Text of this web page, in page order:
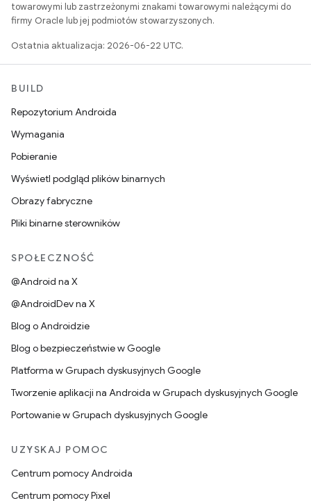
towarowymi lub zastrzeżonymi znakami towarowymi należącymi do
firmy Oracle lub jej podmiotów stowarzyszonych.
Ostatnia aktualizacja: 2026-06-22 UTC.
BUILD
Repozytorium Androida
Wymagania
Pobieranie
Wyświetl podgląd plików binarnych
Obrazy fabryczne
Pliki binarne sterowników
SPOŁECZNOŚĆ
@Android na X
@AndroidDev na X
Blog o Androidzie
Blog o bezpieczeństwie w Google
Platforma w Grupach dyskusyjnych Google
Tworzenie aplikacji na Androida w Grupach dyskusyjnych Google
Portowanie w Grupach dyskusyjnych Google
UZYSKAJ POMOC
Centrum pomocy Androida
Centrum pomocy Pixel